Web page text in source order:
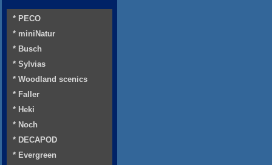
* PECO
* miniNatur
* Busch
* Sylvias
* Woodland scenics
* Faller
* Heki
* Noch
* DECAPOD
* Evergreen